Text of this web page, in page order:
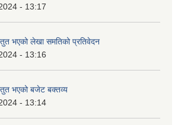
- 13:17
भएको लेखा समतिको प्रतिवेदन
- 13:16
भएको बजेट बक्तव्य
- 13:14